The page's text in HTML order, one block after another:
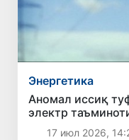
Энергетика
Аномал иссиқ
электр
чеклов жорий
17 июл 2026,